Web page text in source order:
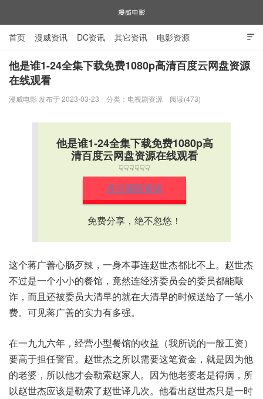
漫威电影

首页 漫威资讯 DC资讯 其它资讯 电影资源
电视剧资源 漫威图片
他是谁1-24全集下载免费1080p高清百度云网盘资源
在线观看
漫威电影 发布于 2023-03-23 分类： 电视剧资源 阅读(473)
他是谁1-24全集下载免费1080p高
清百度云网盘资源在线观看
☟☟☟☟☟☟
点击获取资源
免费分享，绝不忽悠！
这个蒋广善心肠歹辣，一身本事连赵世杰都比不上。赵世杰
不过是一个小小的餐馆，竟然连经济委员会的委员都能敲
诈，而且还被委员大清早的就在大清早的时候送给了一笔小
费。可见蒋广善的实力有多强。
在一九九六年，经营小型餐馆的收益（我所说的一般工资）
要高于担任警官。赵世杰之所以需要这笔资金，就是因为他
的老婆，所以他才会勒索赵家人。因为他老婆老是得病，所
以赵世杰应该是勒索了赵世译几次。他看出赵世杰只是一时